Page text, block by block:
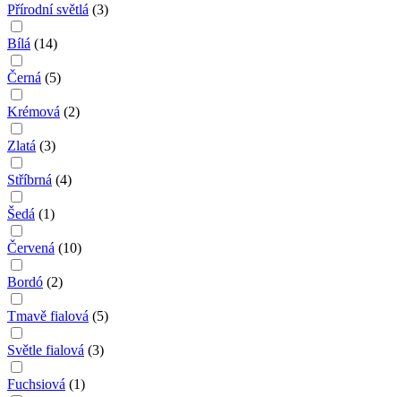
Přírodní světlá (3)
Bílá (14)
Černá (5)
Krémová (2)
Zlatá (3)
Stříbrná (4)
Šedá (1)
Červená (10)
Bordó (2)
Tmavě fialová (5)
Světle fialová (3)
Fuchsiová (1)